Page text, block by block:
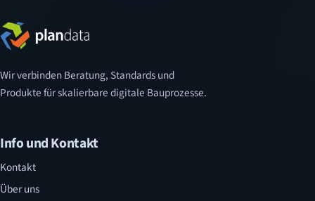
Wir verbinden Beratung, Standards und
Produkte für skalierbare digitale Bauprozesse.
Info und Kontakt
Kontakt
Über uns